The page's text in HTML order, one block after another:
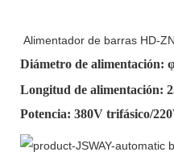
Alimentador de barras HD-
Diámetro de alimentación:
Longitud de alimentación:
Potencia: 380V trifásico/